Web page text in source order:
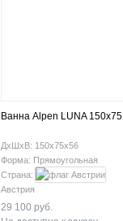
Ванна Alpen LUNA 150x75
ДхШхВ: 150х75х56
Форма: Прямоугольная
Страна:
Австрия
29 100 руб.